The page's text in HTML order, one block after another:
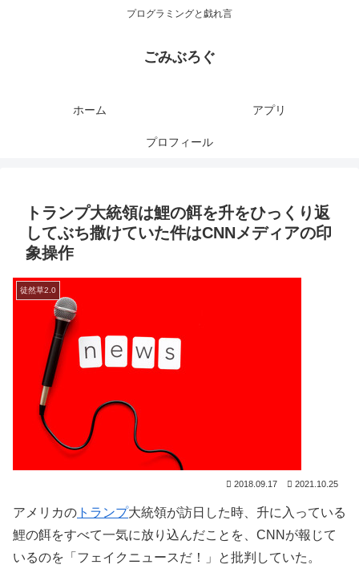
プログラミングと戯れ言
ごみぶろぐ
ホーム アプリ
プロフィール
トランプ大統領は鯉の餌を升をひっくり返
してぶち撒けていた件はCNNメディアの印
象操作
徒然草2.0
2018.09.17 2021.10.25
アメリカの トランプ大統領が訪日した時、升に入っている
鯉の餌をすべて一気に放り込んだことを、CNNが報じて
いるのを「フェイクニュースだ！」と批判していた。